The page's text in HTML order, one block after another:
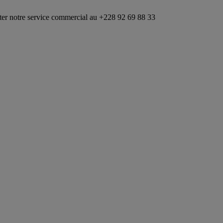
commercial au +228 92 69 88 33